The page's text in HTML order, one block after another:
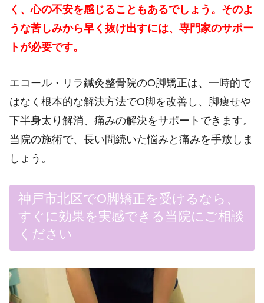
く、心の不安を感じることもあるでしょう。そのよ
うな苦しみから早く抜け出すには、専門家のサポー
トが必要です。
エコール・リラ鍼灸整骨院のO脚矯正は、一時的で
はなく根本的な解決方法でO脚を改善し、脚痩せや
下半身太り解消、痛みの解決をサポートできます。
当院の施術で、長い間続いた悩みと痛みを手放しま
しょう。
神戸市北区でO脚矯正を受けるなら、
すぐに効果を実感できる当院にご相談
ください